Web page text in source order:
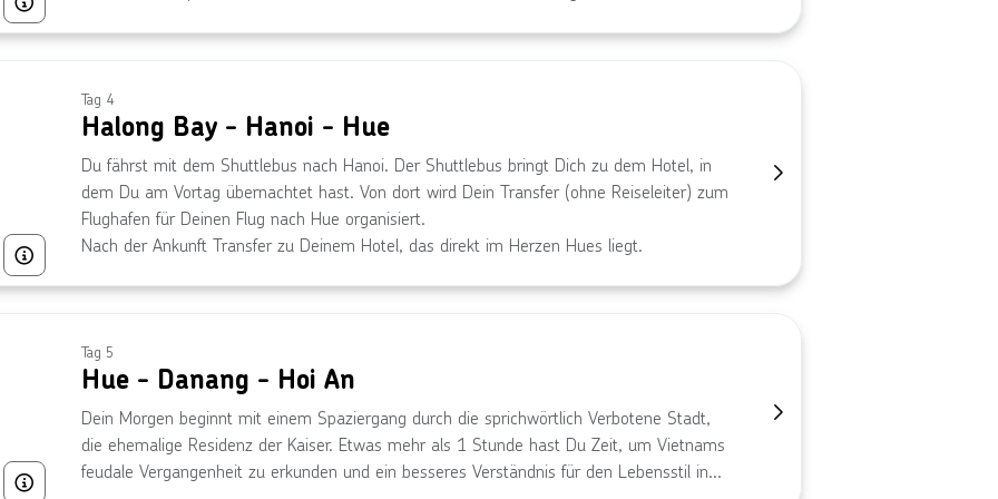
Atmosphäre auf dem Wasser. Unterkunft an Bord in einer privaten Kabine mit eigenem
aus Deiner Kabine, und im Restaurant erwartet Dich ein köstlicher Brunch, während das
10:30 Uhr von Bord.
Bild von © HuyThoai über Getty Images
Tag 4
Halong Bay - Hanoi - Hue
Du fährst mit dem Shuttlebus nach Hanoi. Der Shuttlebus bringt Dich zu dem Hotel, in
dem Du am Vortag übernachtet hast. Von dort wird Dein Transfer (ohne Reiseleiter) zum
Flughafen für Deinen Flug nach Hue organisiert.
Nach der Ankunft Transfer zu Deinem Hotel, das direkt im Herzen Hues liegt.
Bild von © Getty Images/iStockphoto
Tag 5
Hue - Danang - Hoi An
Dein Morgen beginnt mit einem Spaziergang durch die sprichwörtlich Verbotene Stadt,
die ehemalige Residenz der Kaiser. Etwas mehr als 1 Stunde hast Du Zeit, um Vietnams
feudale Vergangenheit zu erkunden und ein besseres Verständnis für den Lebensstil in